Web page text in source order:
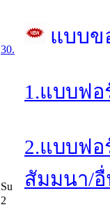
30.
Su
2
แบบข
1.แบบฟ
2.แบบฟ
สัมมนา/